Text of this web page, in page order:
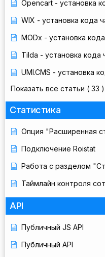
Opencart - установка
WIX - установка кода
MODx - установка
Tilda - установка кода
UMI.CMS - установка
Показать все статьи ( 33 )
Статистика
Опция "Расширенная
Подключение Roistat
Работа с разделом
Таймлайн контроля
API
Публичный JS API
Публичный API